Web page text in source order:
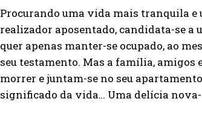
Procurando uma vida mais tranquila
realizador aposentado, candidata-se
quer apenas manter-se ocupado, ao
seu testamento. Mas a família, amigos
morrer e juntam-se no seu
significado da vida… Uma delícia